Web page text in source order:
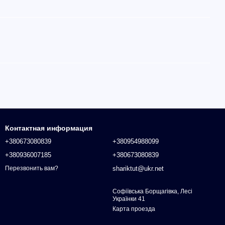
Контактная информация
+380673080839
+380936007185
Перезвонить вам?
+380954988099
+380673080839
shariktut@ukr.net
Софіївська Борщагівка, Лесі
Українки 41
Карта проезда